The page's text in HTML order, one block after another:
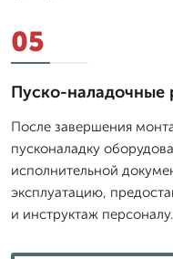
05
Пуско-наладочные
После завершения
пусконаладку
исполнительной
эксплуатацию,
и инструктаж персоналу.